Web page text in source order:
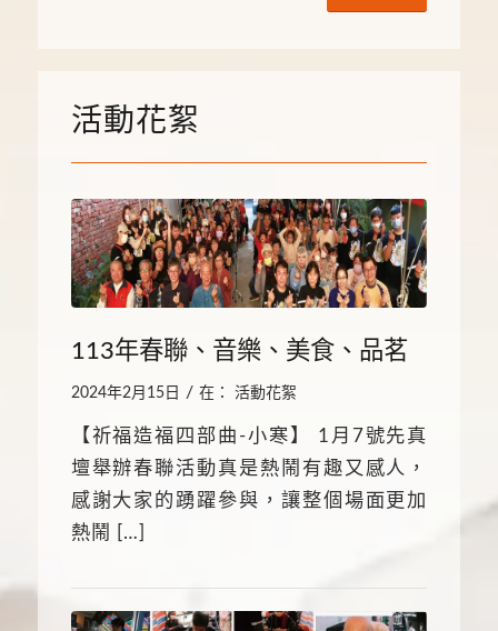
活動花絮
113年春聯、音樂、美食、品茗
2024年2月15日 / 在： 活動花絮
【祈福造福四部曲-小寒】 1月7號先真
壇舉辦春聯活動真是熱鬧有趣又感人，
感謝大家的踴躍參與，讓整個場面更加
熱鬧 […]